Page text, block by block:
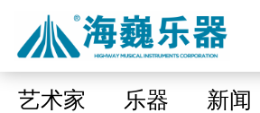
艺术家 乐器 新闻